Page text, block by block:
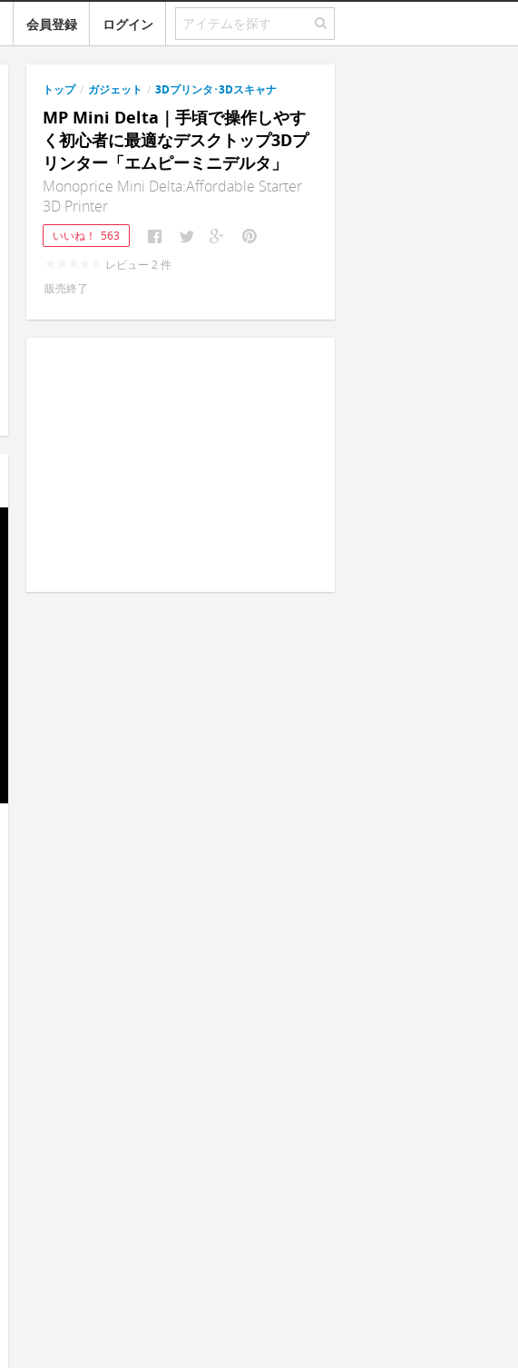
会員登録 ログイン
トップ / ガジェット / 3Dプリンタ･3Dスキャナ
MP Mini Delta｜手頃で操作しやす
く初心者に最適なデスクトップ3Dプ
リンター「エムピーミニデルタ」
Monoprice Mini Delta:Affordable Starter
3D Printer
いいね！ 563
レビュー 2 件
販売終了